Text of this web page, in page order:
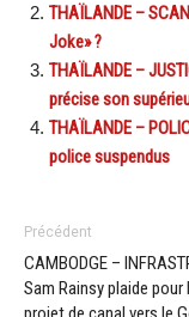
THAÏLANDE –
Joke» ?
THAÏLANDE –
précise son
THAÏLANDE –
police suspendus
Précédent
CAMBODGE –
Sam Rainsy plaide pour